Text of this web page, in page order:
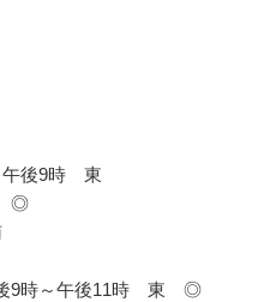
午後9時 東
◎
9時～午後11時 東 ◎